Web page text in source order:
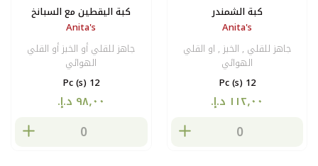
كبة الشمندر
Anita's
جاهز للقلي , الخبز , او القلي
الهوائي
12 Pc (s)
كبة اليقطين مع السبانخ
Anita's
جاهز للقلي أو الخبز أو القلي
الهوائي
12 Pc (s)